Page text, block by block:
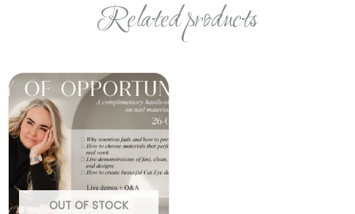
Related products
OUT OF STOCK